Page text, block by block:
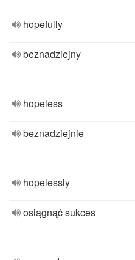
hopefully
beznadziejny
hopeless
beznadziejnie
hopelessly
osiągnąć sukces